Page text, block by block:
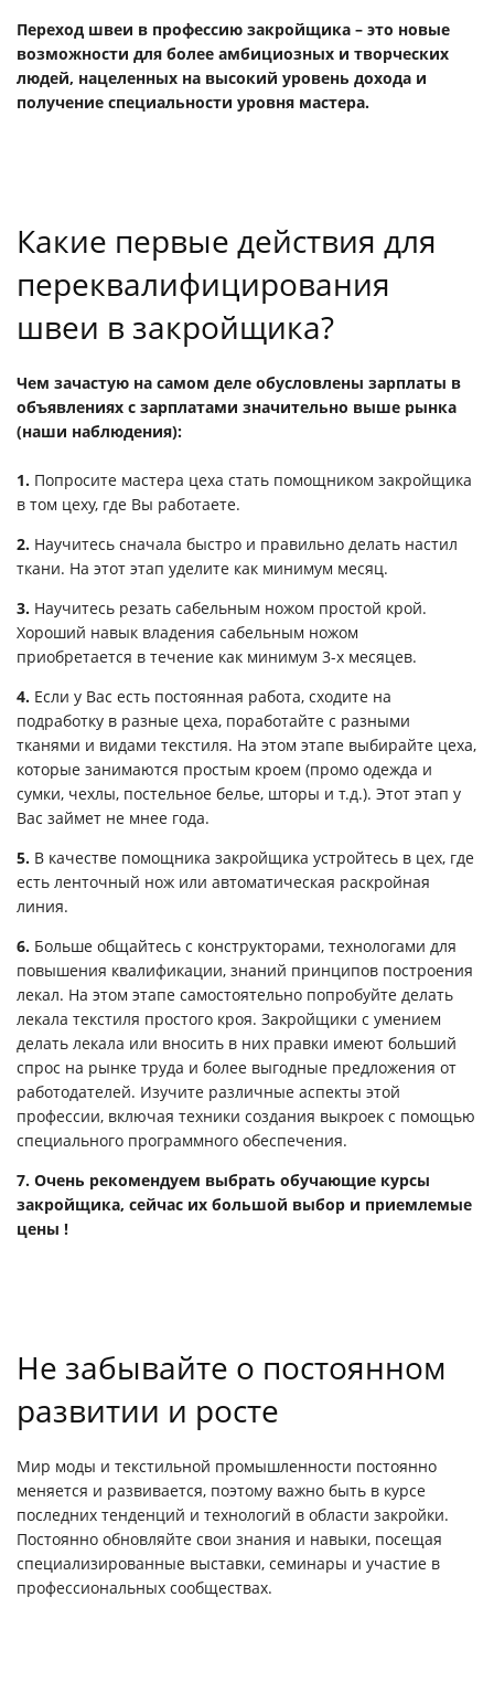
Переход швеи в профессию закройщика – это новые
возможности для более амбициозных и творческих
людей, нацеленных на высокий уровень дохода и
получение специальности уровня мастера.
Какие первые действия для
переквалифицирования
швеи в закройщика?
Чем зачастую на самом деле обусловлены зарплаты в
объявлениях с зарплатами значительно выше рынка
(наши наблюдения):
1. Попросите мастера цеха стать помощником закройщика
в том цеху, где Вы работаете.
2. Научитесь сначала быстро и правильно делать настил
ткани. На этот этап уделите как минимум месяц.
3. Научитесь резать сабельным ножом простой крой.
Хороший навык владения сабельным ножом
приобретается в течение как минимум 3-х месяцев.
4. Если у Вас есть постоянная работа, сходите на
подработку в разные цеха, поработайте с разными
тканями и видами текстиля. На этом этапе выбирайте цеха,
которые занимаются простым кроем (промо одежда и
сумки, чехлы, постельное белье, шторы и т.д.). Этот этап у
Вас займет не мнее года.
5. В качестве помощника закройщика устройтесь в цех, где
есть ленточный нож или автоматическая раскройная
линия.
6. Больше общайтесь с конструкторами, технологами для
повышения квалификации, знаний принципов построения
лекал. На этом этапе самостоятельно попробуйте делать
лекала текстиля простого кроя. Закройщики с умением
делать лекала или вносить в них правки имеют больший
спрос на рынке труда и более выгодные предложения от
работодателей. Изучите различные аспекты этой
профессии, включая техники создания выкроек с помощью
специального программного обеспечения.
7. Очень рекомендуем выбрать обучающие курсы
закройщика, сейчас их большой выбор и приемлемые
цены !
Не забывайте о постоянном
развитии и росте
Мир моды и текстильной промышленности постоянно
меняется и развивается, поэтому важно быть в курсе
последних тенденций и технологий в области закройки.
Постоянно обновляйте свои знания и навыки, посещая
специализированные выставки, семинары и участие в
профессиональных сообществах.